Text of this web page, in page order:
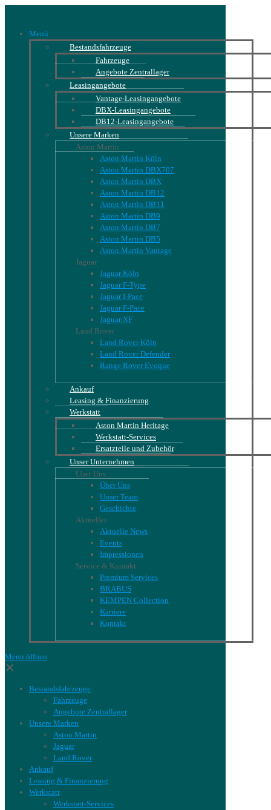
Menü
Bestandsfahrzeuge
Fahrzeuge
Angebote Zentrallager
Leasingangebote
Vantage-Leasingangebote
DBX-Leasingangebote
DB12-Leasingangebote
Unsere Marken
Aston Martin
Aston Martin Köln
Aston Martin DBX707
Aston Martin DBX
Aston Martin DB12
Aston Martin DB11
Aston Martin DB9
Aston Martin DB7
Aston Martin DB5
Aston Martin Vantage
Jaguar
Jaguar Köln
Jaguar F-Type
Jaguar I-Pace
Jaguar F-Pace
Jaguar XF
Land Rover
Land Rover Köln
Land Rover Defender
Range Rover Evoque
Ankauf
Leasing & Finanzierung
Werkstatt
Aston Martin Heritage
Werkstatt-Services
Ersatzteile und Zubehör
Unser Unternehmen
Über Uns
Über Uns
Unser Team
Geschichte
Aktuelles
Aktuelle News
Events
Impressionen
Service & Kontakt
Premium Services
BRABUS
KEMPEN Collection
Karriere
Kontakt
Menu öffnen
✕
Bestandsfahrzeuge
Fahrzeuge
Angebote Zentrallager
Unsere Marken
Aston Martin
Jaguar
Land Rover
Ankauf
Leasing & Finanzierung
Werkstatt
Werkstatt-Services